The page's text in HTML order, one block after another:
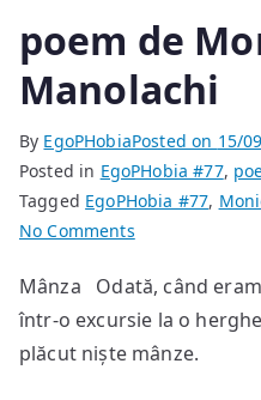
poem de
Manolachi
By EgoPHobiaPosted on 15/
Posted in EgoPHobia #77,
Tagged EgoPHobia #77,
No Commentson
de
Monica
Manolachi
Mânza Odată, când
într-o excursie la o
plăcut niște mânze.